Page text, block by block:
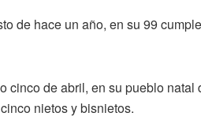
de hace un año, en su 99
cinco de abril, en su pueblo natal
nietos y bisnietos.